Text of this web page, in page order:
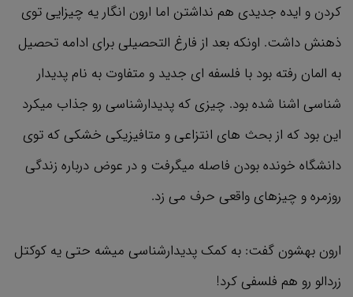
کردن و ایده جدیدی هم نداشتن اما ارون انگار یه چیزایی توی
ذهنش داشت. اونکه بعد از فارغ التحصیلی برای ادامه تحصیل
به المان رفته بود با فلسفه ای جدید و متفاوت به نام پدیدار
شناسی اشنا شده بود. چیزی که پدیدارشناسی رو جذاب میکرد
این بود که از بحث های انتزاعی و متافیزیکی خشکی که توی
دانشگاه خونده بودن فاصله میگرفت و در عوض درباره زندگی
روزمره و چیزهای واقعی حرف می زد.
ارون بهشون گفت: به کمک پدیدارشناسی میشه حتی یه کوکتل
زردالو رو هم فلسفی کرد!